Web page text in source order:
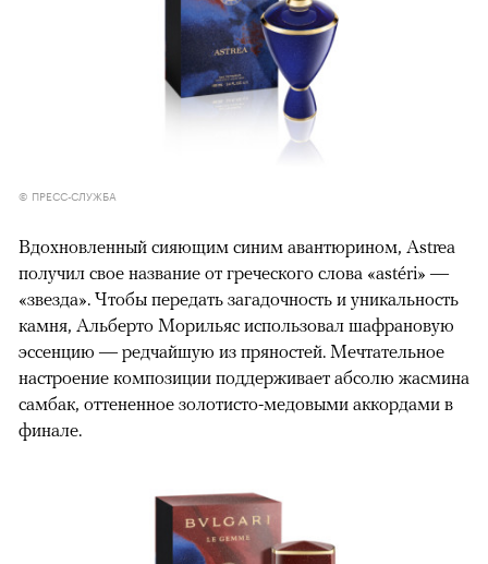
© ПРЕСС-СЛУЖБА
Вдохновленный сияющим синим авантюрином, Astrea
получил свое название от греческого слова «astéri» —
«звезда». Чтобы передать загадочность и уникальность
камня, Альберто Морильяс использовал шафрановую
эссенцию — редчайшую из пряностей. Мечтательное
настроение композиции поддерживает абсолю жасмина
самбак, оттененное золотисто-медовыми аккордами в
финале.